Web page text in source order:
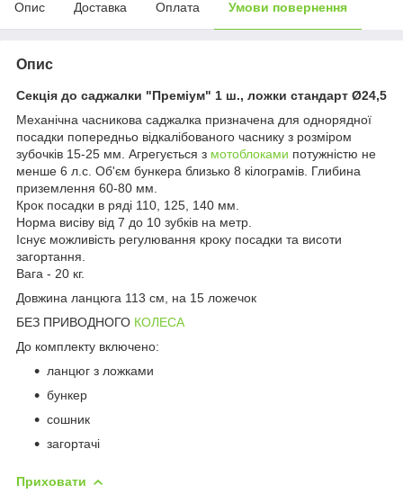
Опис Доставка Оплата Умови повернення
Опис
Секція до саджалки "Преміум" 1 ш., ложки стандарт Ø24,5
Механічна часникова саджалка призначена для однорядної
посадки попередньо відкалібованого часнику з розміром
зубочків 15-25 мм. Агрегується з мотоблоками потужністю не
менше 6 л.с. Об'єм бункера близько 8 кілограмів. Глибина
приземлення 60-80 мм.
Крок посадки в ряді 110, 125, 140 мм.
Норма висіву від 7 до 10 зубків на метр.
Існує можливість регулювання кроку посадки та висоти
загортання.
Вага - 20 кг.
Довжина ланцюга 113 см, на 15 ложечок
БЕЗ ПРИВОДНОГО КОЛЕСА
До комплекту включено:
ланцюг з ложками
бункер
сошник
загортачі
Приховати